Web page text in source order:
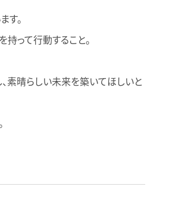
す。
って行動すること。
素晴らしい未来を築いてほしいと